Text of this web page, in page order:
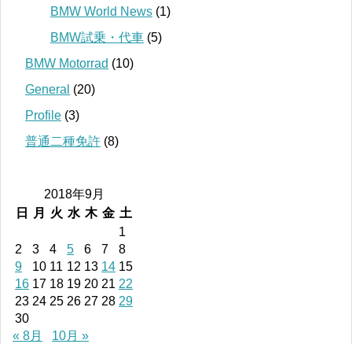
BMW World News (1)
BMW試乗・代車 (5)
BMW Motorrad (10)
General (20)
Profile (3)
普通二種免許 (8)
2018年9月
日
月 火 水 木 金 土
1
2
3 4 5 6 7
8
9
10 11 12 13 14 15
16 17 18 19 20 21 22
23 24 25 26 27 28 29
30
« 8月
10月 »